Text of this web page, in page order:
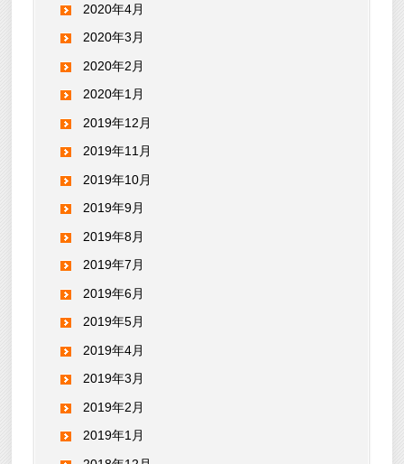
2020年4月
2020年3月
2020年2月
2020年1月
2019年12月
2019年11月
2019年10月
2019年9月
2019年8月
2019年7月
2019年6月
2019年5月
2019年4月
2019年3月
2019年2月
2019年1月